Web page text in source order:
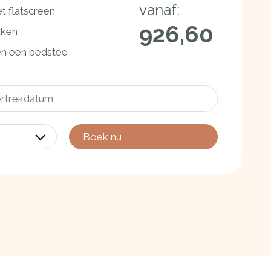
flatscreen
een bedstee
vanaf:
926,60
Boek nu